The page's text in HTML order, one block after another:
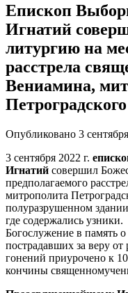
Епископ
Игнатий
литургию на
расстрела
Вениамина,
Петроградского
Опубликовано 3
3 сентября 2022 г.
Игнатий совершил
предполагаемого
митрополита
полуразрушенном
где содержались узники.
Богослужение в память
пострадавших за веру
гонений приурочено к
кончины